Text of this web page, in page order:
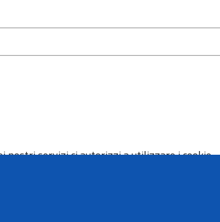
nostri servizi ci autorizzi a utilizzare i cookie.